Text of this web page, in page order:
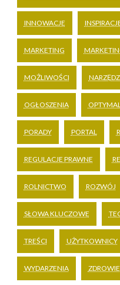
INNOWACJE
MARKETING
MOŻLIWOŚCI
OGŁOSZENIA
PORADY PORTAL
REGULACJE PRAWNE
ROLNICTWO ROZWÓJ
SŁOWA KLUCZOWE
TREŚCI UŻYTKOWNICY
WYDARZENIA ZDROWIE